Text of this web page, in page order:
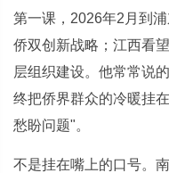
第一课，2026年2月到
侨双创新战略；江西看
层组织建设。他常常说
终把侨界群众的冷暖挂
愁盼问题"。
不是挂在嘴上的口号。